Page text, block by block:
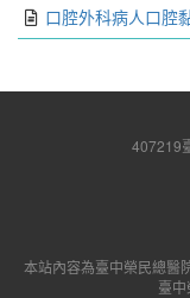
口腔外科病人口腔
407219
本站內容為臺中榮民總醫
臺